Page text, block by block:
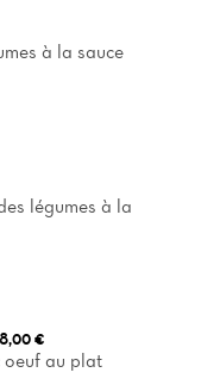
à la sauce
légumes à la
€
oeuf au plat